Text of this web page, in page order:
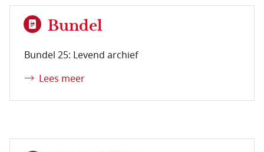
Bundel
Bundel 25: Levend archief
Lees meer